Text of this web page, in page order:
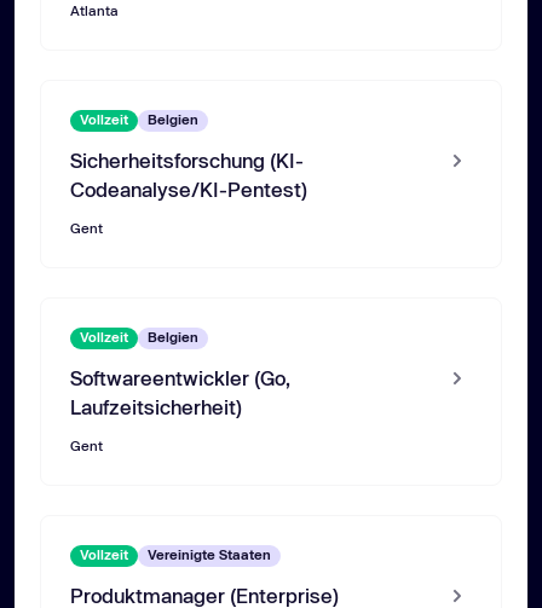
Atlanta
Vollzeit Belgien
Sicherheitsforschung (KI-
Codeanalyse/KI-Pentest)
Gent
Vollzeit Belgien
Softwareentwickler (Go,
Laufzeitsicherheit)
Gent
Vollzeit Vereinigte Staaten
Produktmanager (Enterprise)